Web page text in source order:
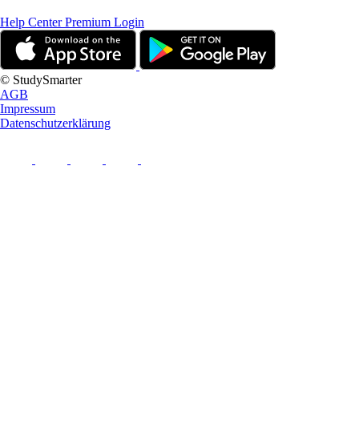
Help CenterPremium Login
© StudySmarter
AGB
Impressum
Datenschutzerklärung